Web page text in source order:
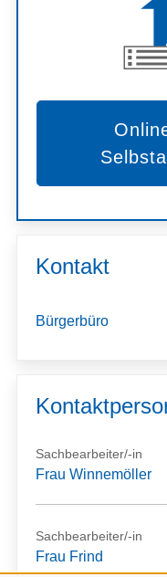
Kontakt
Bürgerbüro
Sachbearbeiter/-in
Frau Winnemöller
Sachbearbeiter/-in
Frau Frind